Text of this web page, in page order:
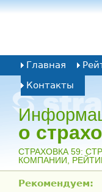
о
CТРАХОВКА 59:
КОМПАНИИ,
Главная
Контакты
Рекомендуем: